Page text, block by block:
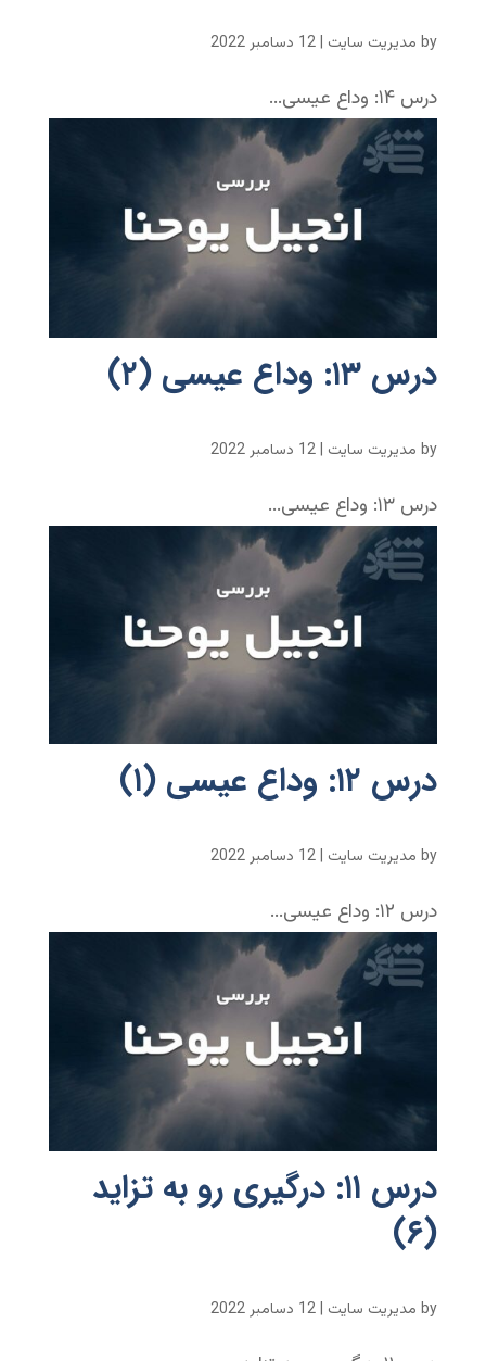
by مدیریت سایت |12 دسامبر 2022
درس ۱۴: وداع عیسی...
درس ۱۳: وداع عیسی (۲)
by مدیریت سایت |12 دسامبر 2022
درس ۱۳: وداع عیسی...
درس ۱۲: وداع عیسی (۱)
by مدیریت سایت |12 دسامبر 2022
درس ۱۲: وداع عیسی...
درس ۱۱: درگیری رو به تزاید
(۶)
by مدیریت سایت |12 دسامبر 2022